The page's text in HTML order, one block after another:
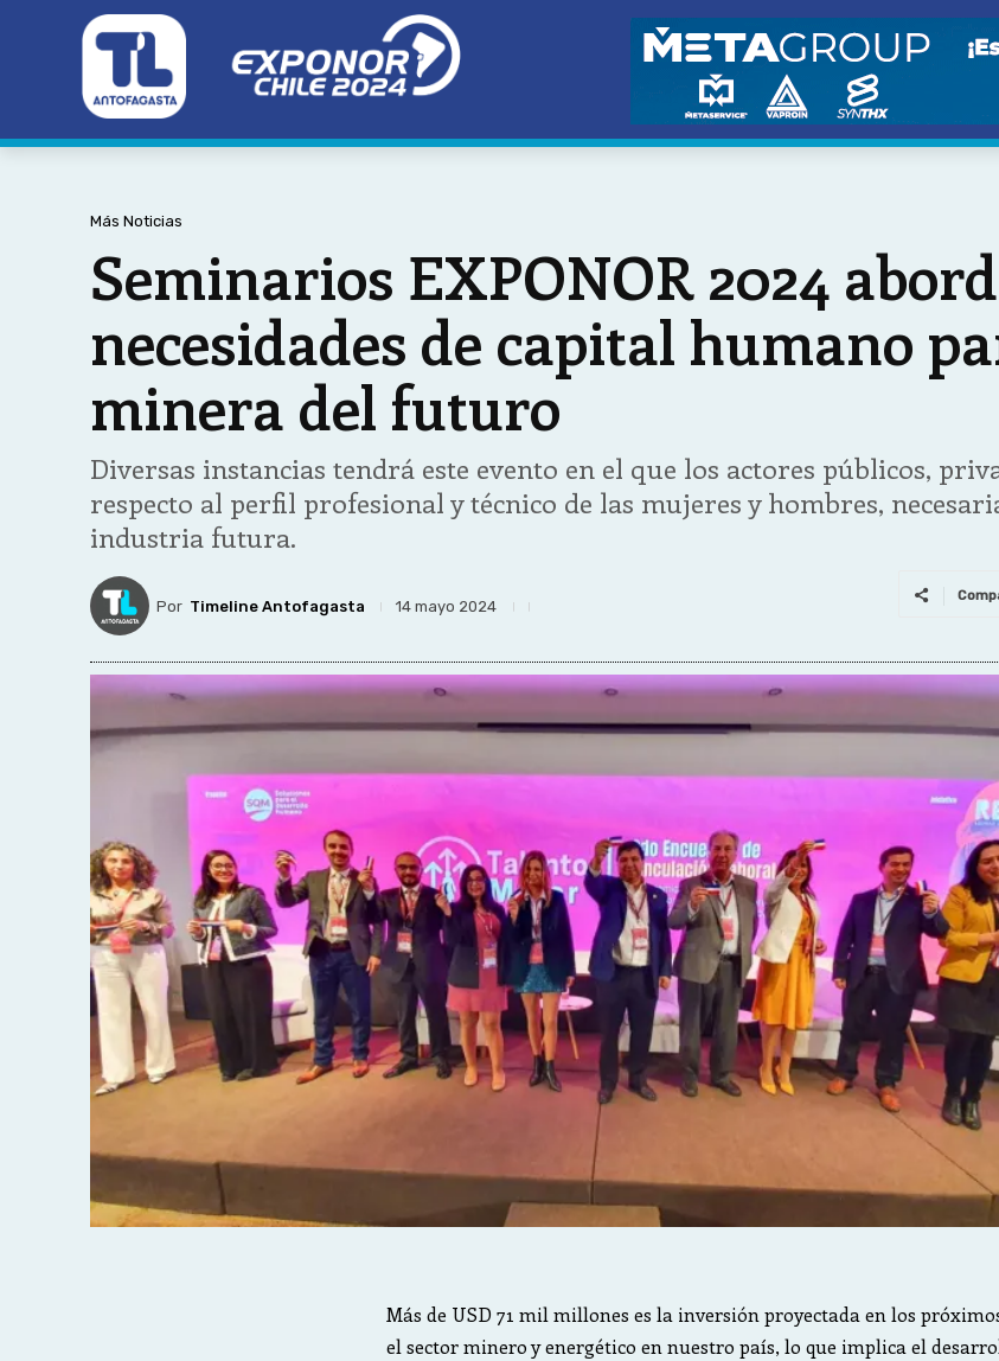
Más Noticias
Seminarios EXPONOR 2024
necesidades de capital humano
minera del futuro
Diversas instancias tendrá este evento en el que los actores públicos,
respecto al perfil profesional y técnico de las mujeres y hombres,
industria futura.
Por Timeline Antofagasta 14 mayo 2024
Más de USD 71 mil millones es la inversión proyectada en los
el sector minero y energético en nuestro país, lo que implica el